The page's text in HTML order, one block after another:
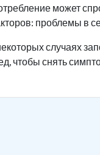
может
проблемы в
случаях
чтобы снять